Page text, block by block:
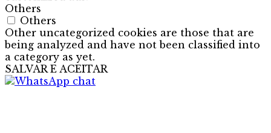
Others
Others
Other uncategorized cookies are those that are
being analyzed and have not been classified into
a category as yet.
SALVAR E ACEITAR